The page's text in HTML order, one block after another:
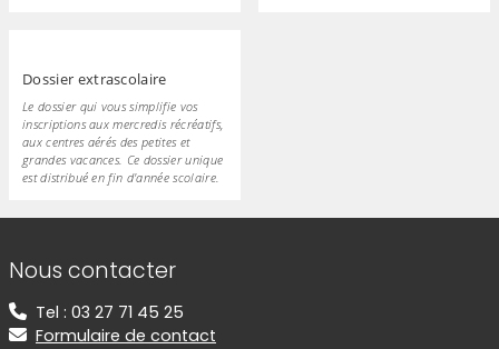
Dossier extrascolaire
Le dossier qui vous simplifie vos
inscriptions aux mercredis récréatifs,
aux centres aérés des petites et
grandes vacances. Ce dossier unique
est distribué en fin d'année scolaire.
Informations de contact
Nous contacter
Tel : 03 27 71 45 25
Formulaire de contact